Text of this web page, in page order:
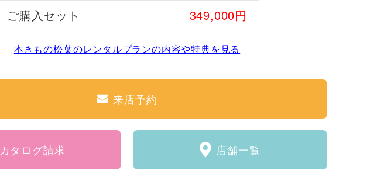
ご購入セット
349,000円
本きもの松葉のレンタルプランの内容や特典を見る
来店予約
カタログ請求 店舗一覧